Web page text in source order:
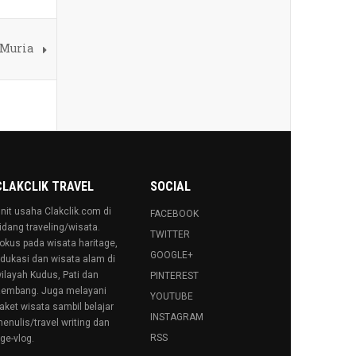
TRAVEL
usaha Clakclik.com di
traveling/wisata.
pada wisata haritage,
dan wisata alam di
Kudus, Pati dan
Juga melayani
wisata sambil belajar
travel writing dan
vlog.
SOCIAL
FACEBOOK
TWITTER
GOOGLE+
PINTEREST
YOUTUBE
INSTAGRAM
RSS